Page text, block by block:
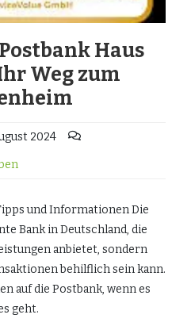
Haus
Weg zum
2024
und Informationen Die
Bank in Deutschland, die
anbietet, sondern
behilflich sein kann.
auf die Postbank, wenn es
geht.